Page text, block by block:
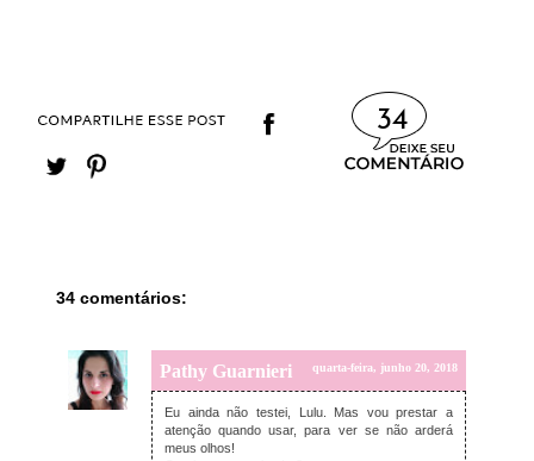
34
34 comentários:
Pathy Guarnieri quarta-feira, junho 20, 2018
Eu ainda não testei, Lulu. Mas vou prestar a
atenção quando usar, para ver se não arderá
meus olhos!